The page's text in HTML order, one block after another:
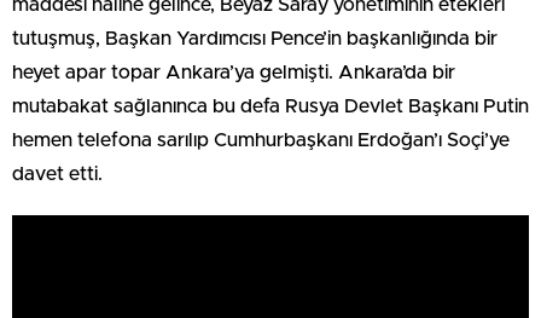
maddesi haline gelince, Beyaz Saray yönetiminin etekleri
tutuşmuş, Başkan Yardımcısı Pence’in başkanlığında bir
heyet apar topar Ankara’ya gelmişti. Ankara’da bir
mutabakat sağlanınca bu defa Rusya Devlet Başkanı Putin
hemen telefona sarılıp Cumhurbaşkanı Erdoğan’ı Soçi’ye
davet etti.